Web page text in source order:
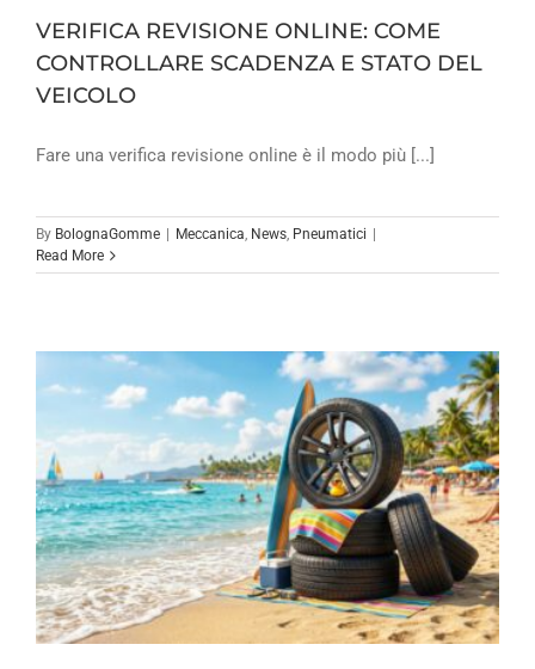
VERIFICA REVISIONE ONLINE: COME
CONTROLLARE SCADENZA E STATO DEL
VEICOLO
Fare una verifica revisione online è il modo più [...]
By BolognaGomme Meccanica, News, Pneumatici
Read More